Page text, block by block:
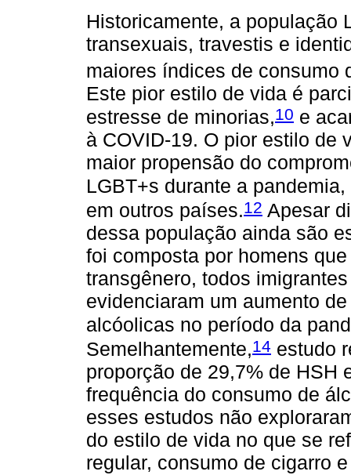
Historicamente, a população
transexuais, travestis e
maiores índices de consumo
Este pior estilo de vida é
estresse de minorias,10 e
à COVID-19. O pior estilo de
maior propensão do
LGBT+s durante a
em outros países.12 Apesar
dessa população ainda são
foi composta por homens
transgênero, todos
evidenciaram um aumento
alcóolicas no período da
Semelhantemente,14 estudo
proporção de 29,7% de HSH
frequência do consumo de
esses estudos não
do estilo de vida no que se
regular, consumo de cigarro